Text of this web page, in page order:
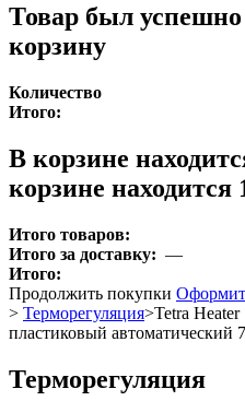
Товар был
корзину
Количество
Итого:
В корзине
корзине находится
Итого товаров:
Итого за доставку: —
Итого:
Продолжить покупки
> Терморегуляция>Tetra
пластиковый автоматический
Терморегуляция